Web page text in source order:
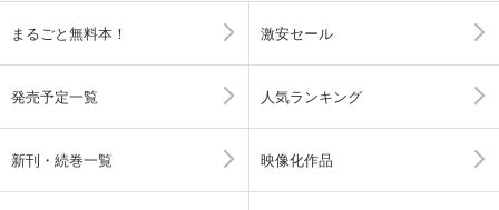
まるごと無料本！ 激安セール
発売予定一覧 人気ランキング
新刊・続巻一覧 映像化作品